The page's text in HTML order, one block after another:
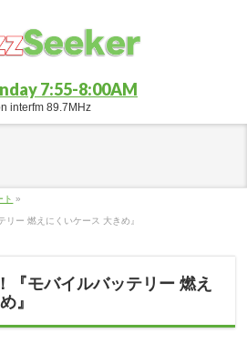
7:55-8:00AM
interfm 89.7MHz
ト »
ー 燃えにくいケース 大きめ』
『モバイルバッテリー 燃え
』